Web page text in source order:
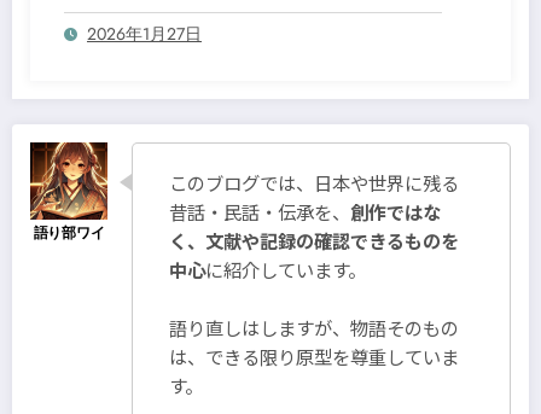
2026年1月27日
このブログでは、日本や世界に残る
昔話・民話・伝承を、 創作ではな
く、文献や記録の確認できるものを
中心に紹介しています。
語り直しはしますが、物語そのもの
は、できる限り原型を尊重していま
す。